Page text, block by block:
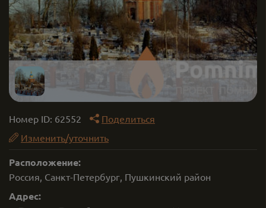
Номер ID: 62552
Поделиться
Изменить/уточнить
Расположение:
Россия, Санкт-Петербург, Пушкинский район
Адрес: